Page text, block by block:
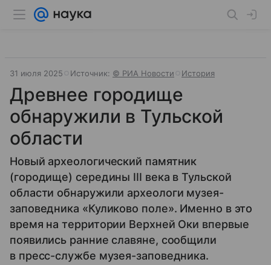
31 июля 2025 Источник: © РИА Новости История
Древнее городище
обнаружили в Тульской
области
Новый археологический памятник
(городище) середины III века в Тульской
области обнаружили археологи музея-
заповедника «Куликово поле». Именно в это
время на территории Верхней Оки впервые
появились ранние славяне, сообщили
в пресс-службе музея-заповедника.